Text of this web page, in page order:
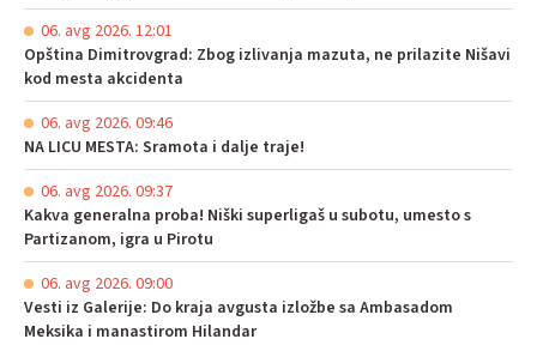
06. avg 2026. 12:01
Opština Dimitrovgrad: Zbog izlivanja mazuta, ne prilazite Nišavi
kod mesta akcidenta
06. avg 2026. 09:46
NA LICU MESTA: Sramota i dalje traje!
06. avg 2026. 09:37
Kakva generalna proba! Niški superligaš u subotu, umesto s
Partizanom, igra u Pirotu
06. avg 2026. 09:00
Vesti iz Galerije: Do kraja avgusta izložbe sa Ambasadom
Meksika i manastirom Hilandar